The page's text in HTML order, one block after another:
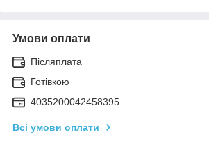
Умови оплати
Післяплата
Готівкою
4035200042458395
Всі умови оплати